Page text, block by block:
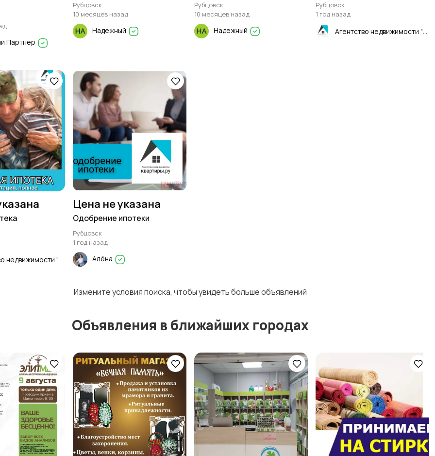
Партнер
Рубцовск
10 месяцев назад
Надежный
Рубцовск
10 месяцев назад
Надежный
Рубцовск
1 год назад
Цена не указана
Одобрение ипотеки
Рубцовск
1 год назад
Алёна
Измените условия поиска, чтобы увидеть больше объявлений
Объявления в ближайших городах